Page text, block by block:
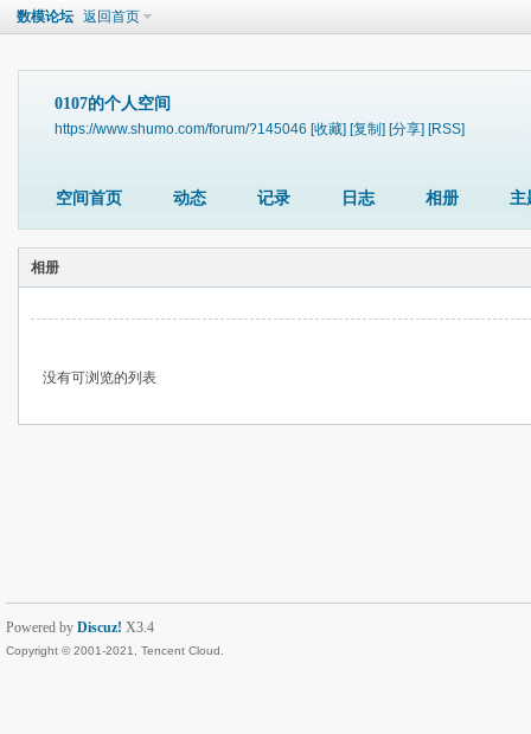
数模论坛 返回首页
0107的个人空间
https://www.shumo.com/forum/?145046 [收藏] [复制] [分享] [RSS]
空间首页 动态 记录 日志 相册 主
相册
没有可浏览的列表
Powered by Discuz! X3.4
Copyright © 2001-2021, Tencent Cloud.